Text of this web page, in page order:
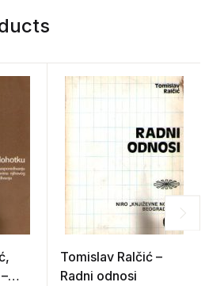
Tomislav Ralčić –
Radni odnosi